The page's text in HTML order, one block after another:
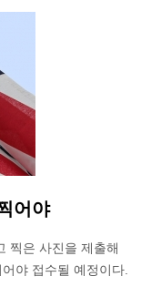
어야
찍은 사진을 제출해
야 접수될 예정이다.